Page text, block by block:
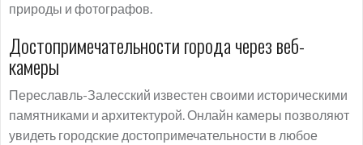
природы и фотографов.
Достопримечательности города через веб-
камеры
Переславль-Залесский известен своими историческими
памятниками и архитектурой. Онлайн камеры позволяют
увидеть городские достопримечательности в любое